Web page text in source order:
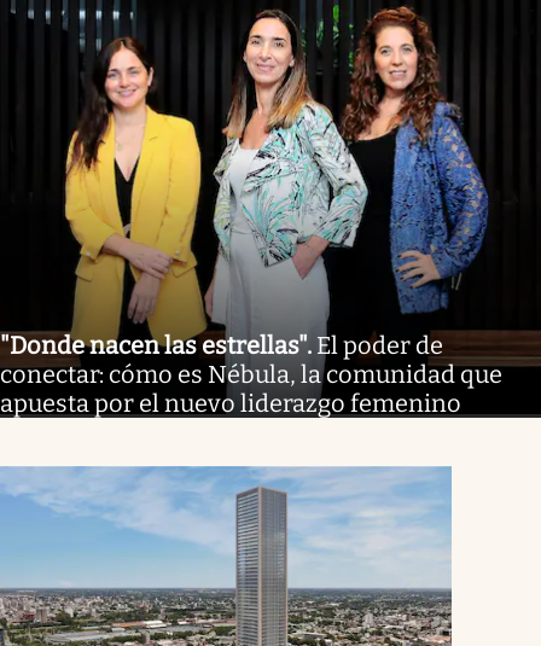
"Donde nacen las estrellas". El poder de
conectar: cómo es Nébula, la comunidad que
apuesta por el nuevo liderazgo femenino